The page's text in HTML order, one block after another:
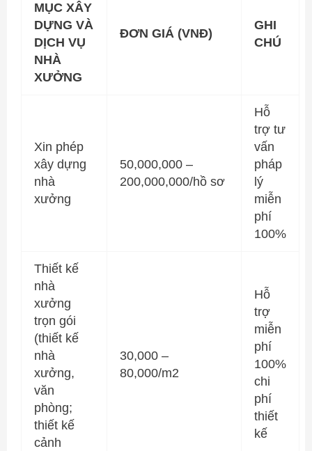
MỤC XÂY
DỰNG VÀ
DỊCH VỤ
NHÀ
XƯỞNG
ĐƠN GIÁ (VNĐ)
GHI
CHÚ
Xin phép
xây dựng
nhà
xưởng
50,000,000 –
200,000,000/hồ sơ
Hỗ
trợ tư
vấn
pháp
lý
miễn
phí
100%
Thiết kế
nhà
xưởng
trọn gói
(thiết kế
nhà
xưởng,
văn
phòng;
thiết kế
cảnh
30,000 –
80,000/m2
Hỗ
trợ
miễn
phí
100%
chi
phí
thiết
kế